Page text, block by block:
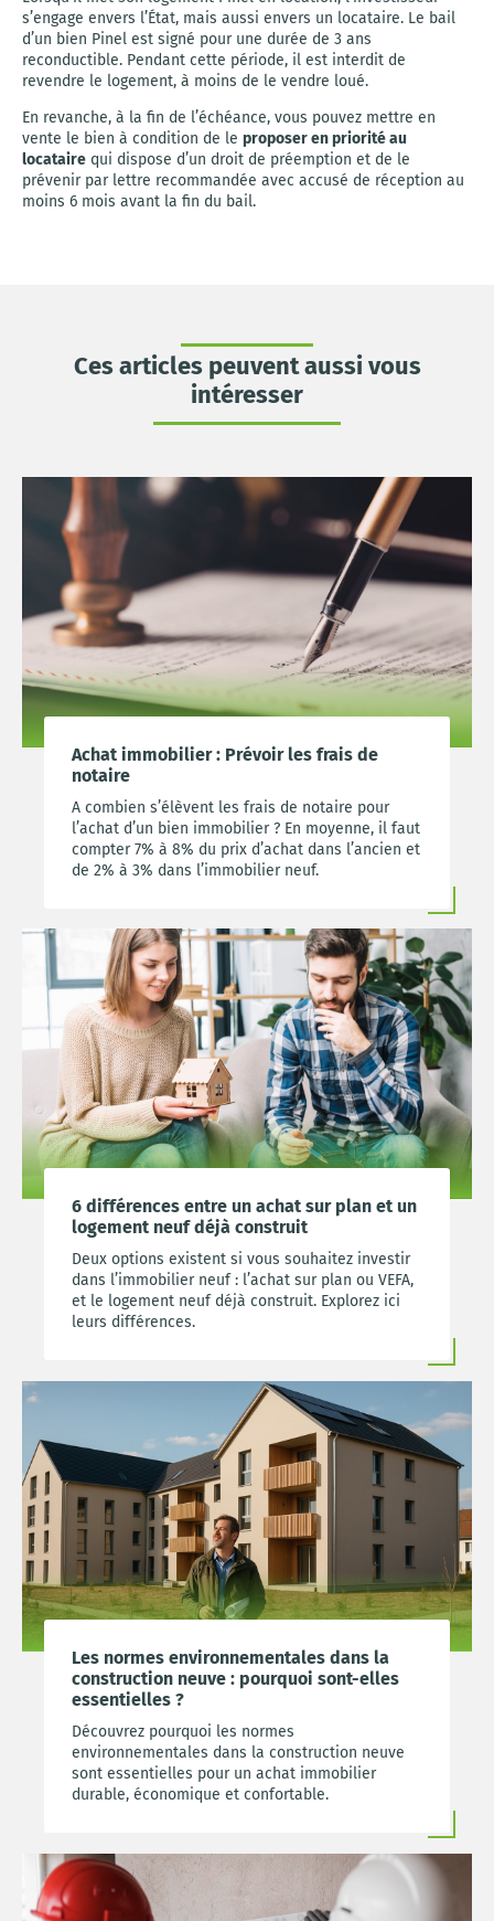
s’engage envers l’État, mais aussi envers un locataire. Le bail
d’un bien Pinel est signé pour une durée de 3 ans
reconductible. Pendant cette période, il est interdit de
revendre le logement, à moins de le vendre loué.
En revanche, à la fin de l’échéance, vous pouvez mettre en
vente le bien à condition de le proposer en priorité au
locataire qui dispose d’un droit de préemption et de le
prévenir par lettre recommandée avec accusé de réception au
moins 6 mois avant la fin du bail.
Ces articles peuvent aussi vous
intéresser
Achat immobilier : Prévoir les frais de
notaire
A combien s’élèvent les frais de notaire pour
l’achat d’un bien immobilier ? En moyenne, il faut
compter 7% à 8% du prix d’achat dans l’ancien et
de 2% à 3% dans l’immobilier neuf.
6 différences entre un achat sur plan et un
logement neuf déjà construit
Deux options existent si vous souhaitez investir
dans l’immobilier neuf : l’achat sur plan ou VEFA,
et le logement neuf déjà construit. Explorez ici
leurs différences.
Les normes environnementales dans la
construction neuve : pourquoi sont-elles
essentielles ?
Découvrez pourquoi les normes
environnementales dans la construction neuve
sont essentielles pour un achat immobilier
durable, économique et confortable.